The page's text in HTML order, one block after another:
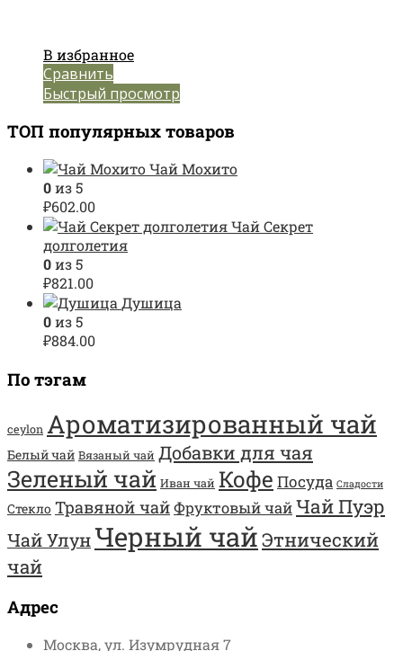
В избранное
Сравнить
Быстрый просмотр
ТОП популярных товаров
Чай Мохито
0из 5
₽602.00
Чай Секрет
долголетия
0из 5
₽821.00
Душица
0из 5
₽884.00
По тэгам
ceylon Ароматизированный чай
Белый чай Вязаный чай Добавки для чая
Зеленый чай Иван чай Кофе Посуда Сладости
Стекло Травяной чайФруктовый чайЧай Пуэр
Чай УлунЧерный чайЭтнический
чай
Адрес
Москва, ул. Изумрудная 7